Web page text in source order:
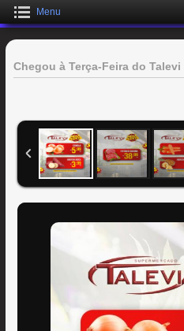
Menu
Chegou à Terça-Feira do Talevi